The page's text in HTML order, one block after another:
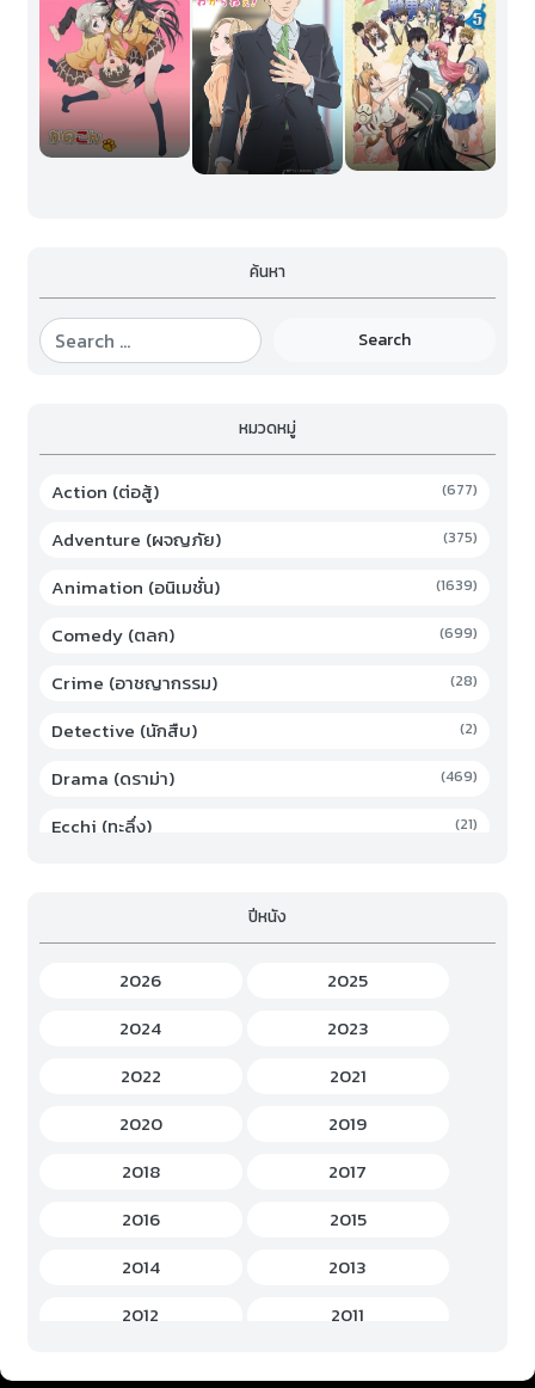
ค้นหา
Search
หมวดหมู่
Action (ต่อสู้) (677)
Adventure (ผจญภัย) (375)
Animation (อนิเมชั่น) (1639)
Comedy (ตลก) (699)
Crime (อาชญากรรม) (28)
Detective (นักสืบ) (2)
Drama (ดราม่า) (469)
Ecchi (ทะลึ่ง) (21)
Game (เกม)
Gourmet (อาหาร)
Hentai (เฮ็นไต)
History (ประวัติศาสตร์)
Horror (สยองขวัญ)
Idols Female (ไอดอล หญิง)
Idols Male (ไอดอล ชาย)
Music (เพลง)
ปีหนัง
2026
2025
2024
2023
2022
2021
2020
2019
2018
2017
2016
2015
2014
2013
2012
2011